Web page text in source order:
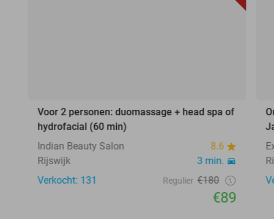
Voor 2 personen: duomassage + head spa of
hydrofacial (60 min)
Indian Beauty Salon
8.6
Rijswijk
3 min.
Verkocht: 131
Regulier €180
€89